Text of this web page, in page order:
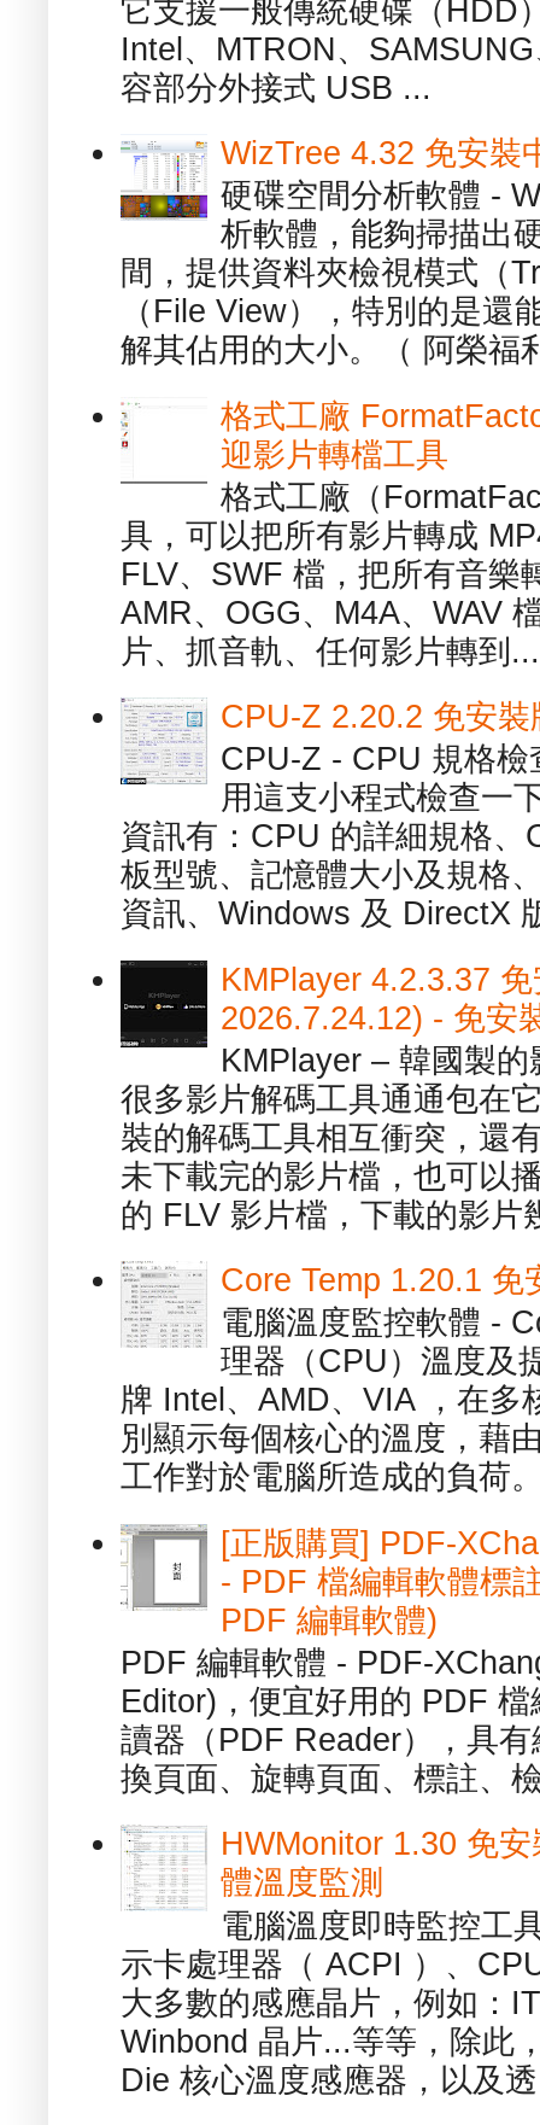
它支援一般傳統硬碟（HDD
Intel、MTRON、
容部分外接式 USB ...
WizTree 4.32 免安裝
硬碟空間分析軟體 -
析軟體，能夠掃描出
間，提供資料夾檢視模式（
（File View），特別的是還
解其佔用的大小。（ 阿榮福
格式工廠
迎影片轉檔工具
格式工廠（
具，可以把所有影片轉成
FLV、SWF 檔，把所有音樂
AMR、OGG、M4A、WAV
片、抓音軌、任何影片轉到...
CPU-Z 2.20.2 免安
CPU-Z - CPU 規格
用這支小程式檢查一
資訊有：CPU 的詳細規格
板型號、記憶體大小及規格
資訊、Windows 及 DirectX
KMPlayer 4.2.3.37
2026.7.24.12) - 免安
KMPlayer – 韓國製
很多影片解碼工具通通包在
裝的解碼工具相互衝突，還
未下載完的影片檔，也可以
的 FLV 影片檔，下載的影片
Core Temp 1.20.1 免
電腦溫度監控軟體 -
理器（CPU）溫度及
牌 Intel、AMD、VIA ，在多
別顯示每個核心的溫度，藉
工作對於電腦所造成的負荷
[正版購買] PDF-
- PDF 檔編輯軟體標
PDF 編輯軟體)
PDF 編輯軟體 - PDF-
Editor)，便宜好用的 PDF
讀器（PDF Reader），具
換頁面、旋轉頁面、標註、
HWMonitor 1.30 免
體溫度監測
電腦溫度即時監控工
示卡處理器（ ACPI ）、
大多數的感應晶片，例如：
Winbond 晶片...等等，除此
Die 核心溫度感應器，以及